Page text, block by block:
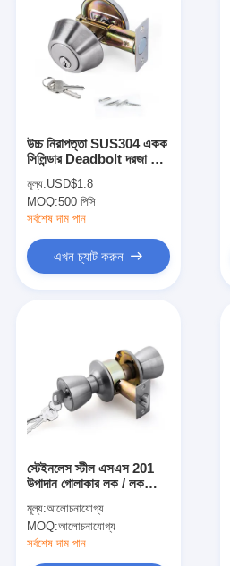
ভিডিও
আমাদের সম্বন্ধে
আমাদের সাথে যোগাযোগ
উচ্চ নিরাপত্তা SUS304 একক
সিলিন্ডার Deadbolt দরজা লক
মূল্য:USD$1.8
MOQ:500 পিসি
সর্বশেষ দাম পান
এখন চ্যাট করুন
স্টেইনলেস স্টীল এসএস 201
উপাদান গোলাকার লক / লক
মূল্য:আলোচনাযোগ্য
MOQ:আলোচনাযোগ্য
সর্বশেষ দাম পান